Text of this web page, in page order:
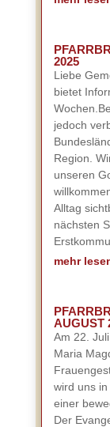
2025
Liebe
bietet
jedoch
Region.
unseren
Alltag
nächsten
mehr
AUGUST
Am 22.
Maria
wird uns
einer
Der